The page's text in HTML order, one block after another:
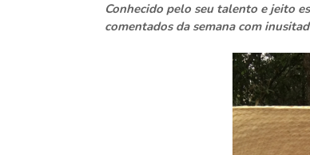
Conhecido pelo seu talento e jeito
comentados da semana com